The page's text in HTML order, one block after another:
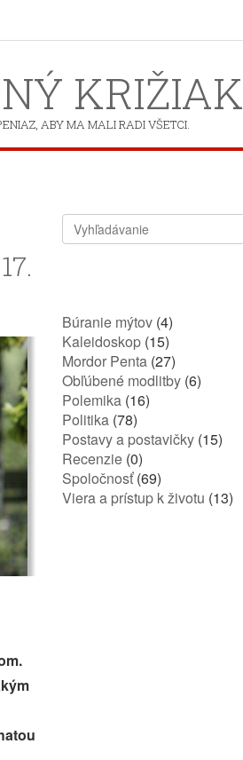
KRIŽIAK
ABY MA MALI RADI VŠETCI.
Búranie mýtov (4)
Kaleidoskop (15)
Mordor Penta (27)
Obľúbené modlitby (6)
Polemika (16)
Politika (78)
Postavy a postavičky (15)
Recenzie (0)
Spoločnosť(69)
Viera a prístup k životu (13)